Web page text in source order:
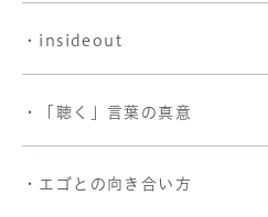
・insideout
・「聴く」言葉の真意
・エゴとの向き合い方